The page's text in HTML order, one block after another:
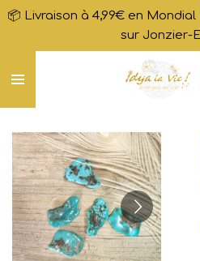
Passer
contenu
principal
📦 Livraison à 4,99€ en
sur Jonzier-